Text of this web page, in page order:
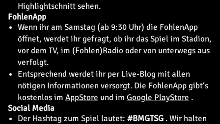
Highlightschnitt sehen.
FohlenApp
Wenn ihr am Samstag (ab 9:30 Uhr) die FohlenApp
öffnet, werdet ihr gefragt, ob ihr das Spiel im Stadion,
vor dem TV, im (Fohlen)Radio oder von unterwegs aus
verfolgt.
Entsprechend werdet ihr per Live-Blog mit allen
nötigen Informationen versorgt. Die FohlenApp gibt‘s
kostenlos im AppStore und im Google PlayStore .
Social Media
Der Hashtag zum Spiel lautet: #BMGTSG . Wir halten